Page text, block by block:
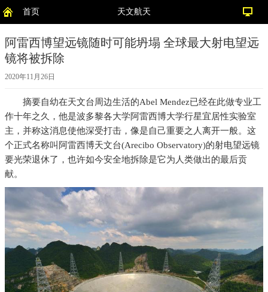
首页 天文航天
阿雷西博望远镜随时可能坍塌 全球最大射电望远
镜将被拆除
2020年11月26日
摘要自幼在天文台周边生活的Abel Mendez已经在此做专业工
作十年之久，他是波多黎各大学阿雷西博大学行星宜居性实验室
主，并称这消息使他深受打击，像是自己重要之人离开一般。这
个正式名称叫阿雷西博天文台(Arecibo Observatory)的射电望远镜
要光荣退休了，也许如今安全地拆除是它为人类做出的最后贡
献。